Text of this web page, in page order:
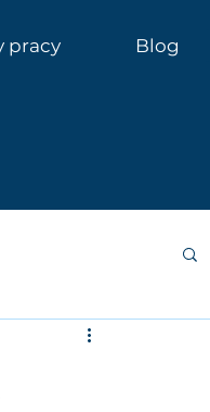
pracy Blog